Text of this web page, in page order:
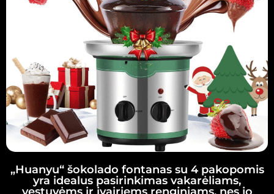
„Huanyu“ šokolado fontanas su 4 pakopomis
yra idealus pasirinkimas vakarėliams,